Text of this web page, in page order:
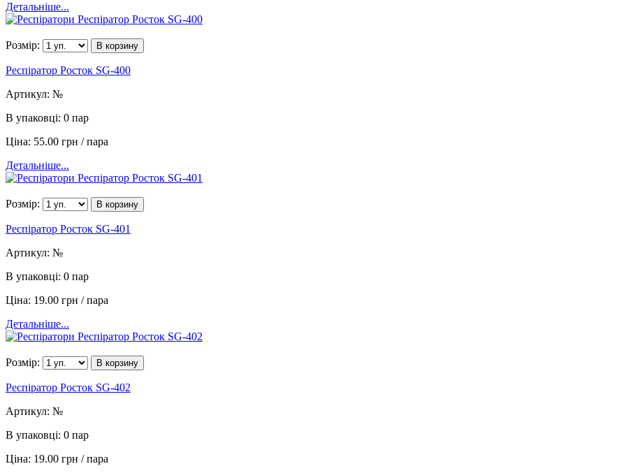
Детальніше...
Розмір: В корзину
Респіратор Росток SG-400
Артикул: №
В упаковці: 0 пар
Ціна: 55.00 грн / пара
Детальніше...
Розмір: В корзину
Респіратор Росток SG-401
Артикул: №
В упаковці: 0 пар
Ціна: 19.00 грн / пара
Детальніше...
Розмір: В корзину
Респіратор Росток SG-402
Артикул: №
В упаковці: 0 пар
Ціна: 19.00 грн / пара